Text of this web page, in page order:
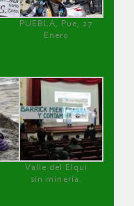
PUEBLA, Pue, 27
Enero
Valle del Elqui
sin minería.